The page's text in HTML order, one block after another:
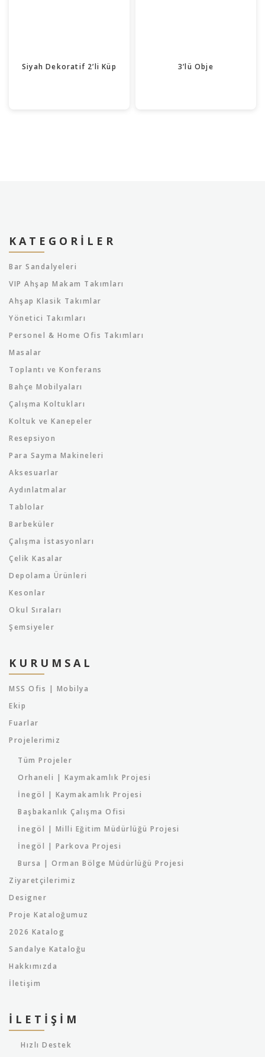
Siyah Dekoratif 2’li Küp 3’lü Obje
KATEGORILER
Bar Sandalyeleri
VIP Ahşap Makam Takımları
Ahşap Klasik Takımlar
Yönetici Takımları
Personel & Home Ofis Takımları
Masalar
Toplantı ve Konferans
Bahçe Mobilyaları
Çalışma Koltukları
Koltuk ve Kanepeler
Resepsiyon
Para Sayma Makineleri
Aksesuarlar
Aydınlatmalar
Tablolar
Barbeküler
Çalışma İstasyonları
Çelik Kasalar
Depolama Ürünleri
Kesonlar
Okul Sıraları
Şemsiyeler
KURUMSAL
MSS Ofis | Mobilya
Ekip
Fuarlar
Projelerimiz
Tüm Projeler
Orhaneli | Kaymakamlık Projesi
İnegöl | Kaymakamlık Projesi
Başbakanlık Çalışma Ofisi
İnegöl | Milli Eğitim Müdürlüğü Projesi
İnegöl | Parkova Projesi
Bursa | Orman Bölge Müdürlüğü Projesi
Ziyaretçilerimiz
Designer
Proje Kataloğumuz
2026 Katalog
Sandalye Kataloğu
Hakkımızda
İletişim
İLETIŞIM
Hızlı Destek